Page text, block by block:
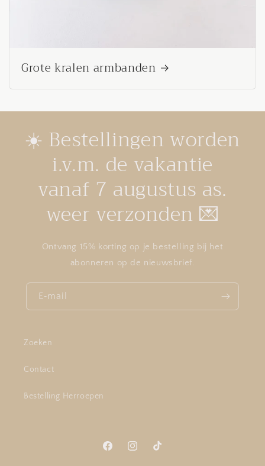
Grote kralen armbanden
☀️ Bestellingen worden
i.v.m. de vakantie
vanaf 7 augustus as.
weer verzonden 💌
Ontvang 15% korting op je bestelling bij het
abonneren op de nieuwsbrief.
E‑mail
Zoeken
Contact
Bestelling Herroepen
FacebookInstagramTikTok